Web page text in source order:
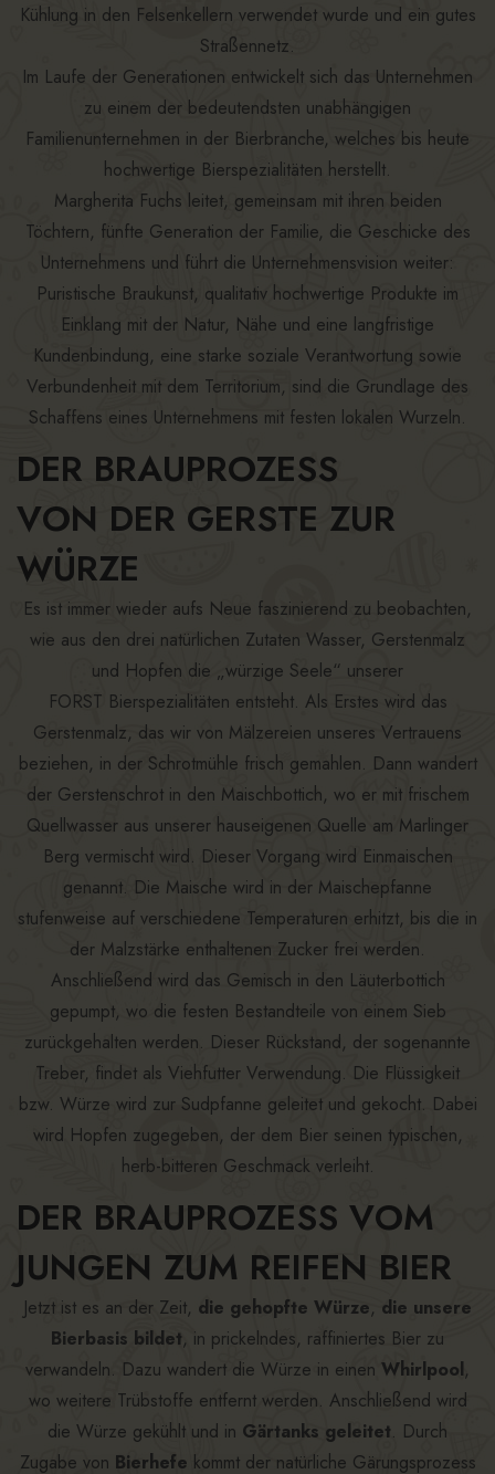
Kühlung in den Felsenkellern verwendet wurde und ein gutes
Straßennetz.
Im Laufe der Generationen entwickelt sich das Unternehmen
zu einem der bedeutendsten unabhängigen
Familienunternehmen in der Bierbranche, welches bis heute
hochwertige Bierspezialitäten herstellt.
Margherita Fuchs leitet, gemeinsam mit ihren beiden
Töchtern, fünfte Generation der Familie, die Geschicke des
Unternehmens und führt die Unternehmensvision weiter:
Puristische Braukunst, qualitativ hochwertige Produkte im
Einklang mit der Natur, Nähe und eine langfristige
Kundenbindung, eine starke soziale Verantwortung sowie
Verbundenheit mit dem Territorium, sind die Grundlage des
Schaffens eines Unternehmens mit festen lokalen Wurzeln.
DER BRAUPROZESS
VON DER GERSTE ZUR
WÜRZE
Es ist immer wieder aufs Neue faszinierend zu beobachten,
wie aus den drei natürlichen Zutaten Wasser, Gerstenmalz
und Hopfen die „würzige Seele“ unserer
FORST Bierspezialitäten entsteht. Als Erstes wird das
Gerstenmalz, das wir von Mälzereien unseres Vertrauens
beziehen, in der Schrotmühle frisch gemahlen. Dann wandert
der Gerstenschrot in den Maischbottich, wo er mit frischem
Quellwasser aus unserer hauseigenen Quelle am Marlinger
Berg vermischt wird. Dieser Vorgang wird Einmaischen
genannt. Die Maische wird in der Maischepfanne
stufenweise auf verschiedene Temperaturen erhitzt, bis die in
der Malzstärke enthaltenen Zucker frei werden.
Anschließend wird das Gemisch in den Läuterbottich
gepumpt, wo die festen Bestandteile von einem Sieb
zurückgehalten werden. Dieser Rückstand, der sogenannte
Treber, findet als Viehfutter Verwendung. Die Flüssigkeit
bzw. Würze wird zur Sudpfanne geleitet und gekocht. Dabei
wird Hopfen zugegeben, der dem Bier seinen typischen,
herb-bitteren Geschmack verleiht.
DER BRAUPROZESS VOM
JUNGEN ZUM REIFEN BIER
Jetzt ist es an der Zeit, die gehopfte Würze, die unsere
Bierbasis bildet, in prickelndes, raffiniertes Bier zu
verwandeln. Dazu wandert die Würze in einen Whirlpool,
wo weitere Trübstoffe entfernt werden. Anschließend wird
die Würze gekühlt und in Gärtanks geleitet. Durch
Zugabe von Bierhefe kommt der natürliche Gärungsprozess